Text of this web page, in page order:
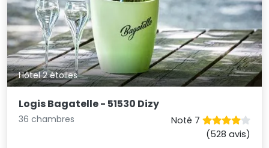
Hôtel 2 étoiles
Logis Bagatelle - 51530 Dizy
36 chambres
Noté 7
(528 avis)